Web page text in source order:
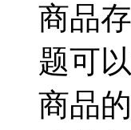
商品
题可
商品